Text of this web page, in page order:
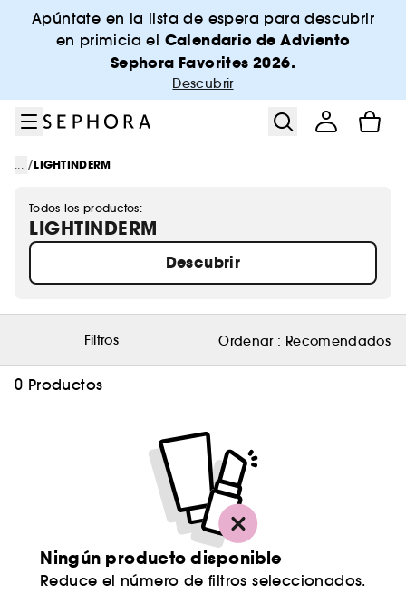
Ir al menú
Ir al contenido principal
Ir al pie de página
Apúntate en la lista de espera para descubrir
en primicia el Calendario de Adviento
Sephora Favorites 2026.
Descubrir
... /LIGHTINDERM
Todos los productos:
LIGHTINDERM
Descubrir
Filtros Ordenar : Recomendados
0 Productos
Ningún producto disponible
Reduce el número de filtros seleccionados.